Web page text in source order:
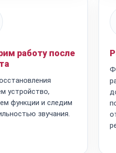
работу после
устройство,
функции и следим
звучания.